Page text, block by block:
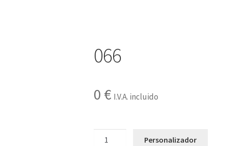
066
0 € I.V.A. incluido
Personalizador